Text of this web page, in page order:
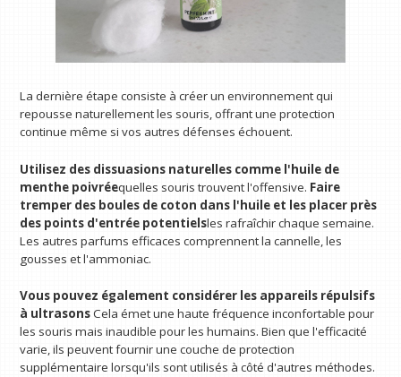
La dernière étape consiste à créer un environnement qui
repousse naturellement les souris, offrant une protection
continue même si vos autres défenses échouent.
Utilisez des dissuasions naturelles comme l'huile de
menthe poivréequelles souris trouvent l'offensive. Faire
tremper des boules de coton dans l'huile et les placer près
des points d'entrée potentielsles rafraîchir chaque semaine.
Les autres parfums efficaces comprennent la cannelle, les
gousses et l'ammoniac.
Vous pouvez également considérer les appareils répulsifs
à ultrasonsCela émet une haute fréquence inconfortable pour
les souris mais inaudible pour les humains. Bien que l'efficacité
varie, ils peuvent fournir une couche de protection
supplémentaire lorsqu'ils sont utilisés à côté d'autres méthodes.